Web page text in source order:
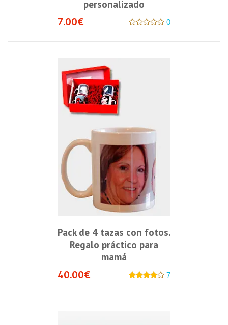
personalizado
7.00€
0
Pack de 4 tazas con fotos.
Regalo práctico para
mamá
40.00€
7